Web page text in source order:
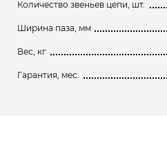
Количество звеньев цепи, шт.
Ширина паза, мм
Вес, кг
Гарантия, мес.